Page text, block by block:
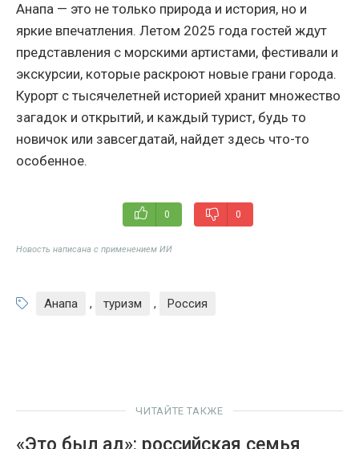
Анапа — это не только природа и история, но и
яркие впечатления. Летом 2025 года гостей ждут
представления с морскими артистами, фестивали и
экскурсии, которые раскроют новые грани города.
Курорт с тысячелетней историей хранит множество
загадок и открытий, и каждый турист, будь то
новичок или завсегдатай, найдет здесь что-то
особенное.
0 0
Новость написана с применением ИИ
Анапа , туризм , Россия
ЧИТАЙТЕ ТАКЖЕ